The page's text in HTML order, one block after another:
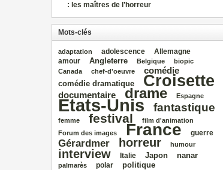
: les maîtres de l’horreur
Mots-clés
adaptation adolescence Allemagne
amour Angleterre Belgique
biopic
Canada
chef‑d'oeuvre comédie
comédie dramatique Croisette
documentaire drame Espagne
Etats‑Unis fantastique
femme festival
film d'animation
Forum des images
France guerre
Gérardmer horreur humour
interview Italie Japon nanar
palmarès polar politique